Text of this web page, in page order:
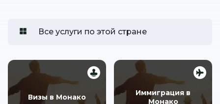
Все услуги по этой стране
Визы в Монако
Иммиграция в
Монако